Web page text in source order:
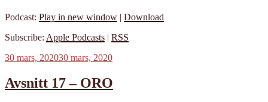
Podcast: Play in new window | Download
Subscribe: Apple Podcasts | RSS
Publicerat
30 mars, 202030 mars, 2020
Avsnitt 17 – ORO